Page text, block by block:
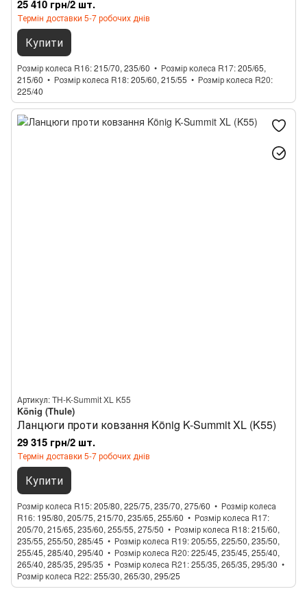
25 410 грн/2 шт.
Термін доставки 5-7 робочих днів
Купити
Розмір колеса R16 215/70, 235/60 Розмір колеса R17 205/65,
215/60
Розмір колеса R18 205/60, 215/55
Розмір колеса R20
225/40
Артикул: TH-K-Summit XL K55
König (Thule)
Ланцюги проти ковзання König K-Summit XL (K55)
29 315 грн/2 шт.
Термін доставки 5-7 робочих днів
Купити
Розмір колеса R15 205/80, 225/75, 235/70, 275/60
Розмір колеса
R16 195/80, 205/75, 215/70, 235/65, 255/60
Розмір колеса R17
205/70, 215/65, 235/60, 255/55, 275/50
Розмір колеса R18 215/60,
235/55, 255/50, 285/45
Розмір колеса R19 205/55, 225/50, 235/50,
255/45, 285/40, 295/40
Розмір колеса R20 225/45, 235/45, 255/40,
265/40, 285/35, 295/35
Розмір колеса R21 255/35, 265/35, 295/30
Розмір колеса R22 255/30, 265/30, 295/25